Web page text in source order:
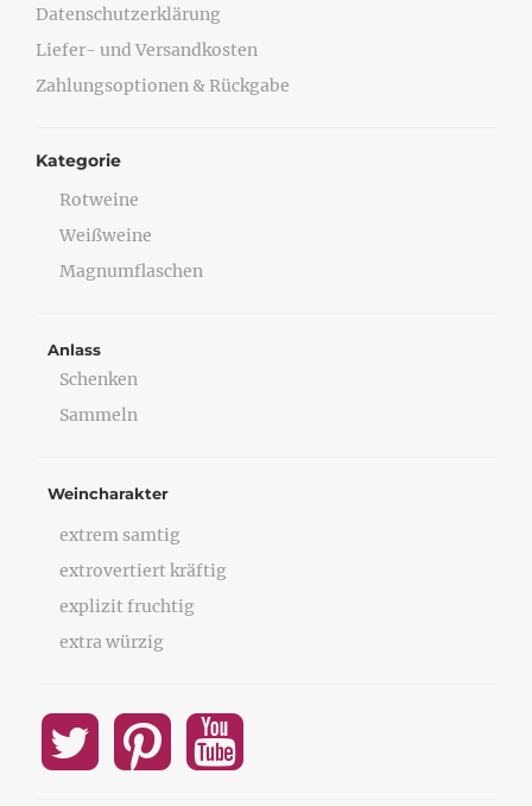
Datenschutzerklärung
Liefer- und Versandkosten
Zahlungsoptionen & Rückgabe
Kategorie
Rotweine
Weißweine
Magnumflaschen
Anlass
Schenken
Sammeln
Weincharakter
extrem samtig
extrovertiert kräftig
explizit fruchtig
extra würzig